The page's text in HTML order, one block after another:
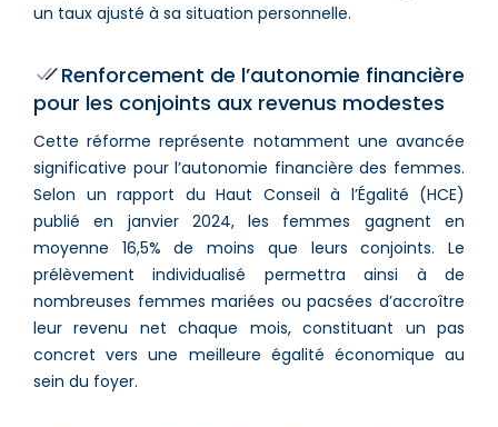
un taux ajusté à sa situation personnelle.
Renforcement de l’autonomie financière
pour les conjoints aux revenus modestes
Cette réforme représente notamment une avancée
significative pour l’autonomie financière des femmes.
Selon un rapport du Haut Conseil à l’Égalité (HCE)
publié en janvier 2024, les femmes gagnent en
moyenne 16,5% de moins que leurs conjoints. Le
prélèvement individualisé permettra ainsi à de
nombreuses femmes mariées ou pacsées d’accroître
leur revenu net chaque mois, constituant un pas
concret vers une meilleure égalité économique au
sein du foyer.